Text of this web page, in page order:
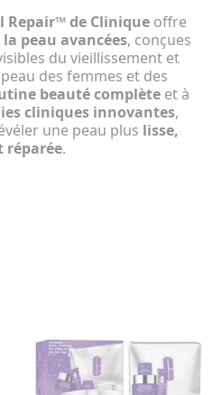
Repair™ de Clinique offre
peau avancées, conçues
du vieillissement et
des femmes et des
beauté complète et à
cliniques innovantes,
une peau plus lisse,
réparée.